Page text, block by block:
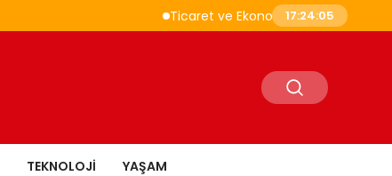
Ticaret ve Ekonomik Kulübü Genel
17:24:05
TEKNOLOJI YAŞAM